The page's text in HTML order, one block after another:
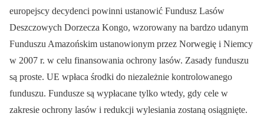
europejscy decydenci powinni ustanowić Fundusz Lasów
Deszczowych Dorzecza Kongo, wzorowany na bardzo udanym
Funduszu Amazońskim ustanowionym przez Norwegię i Niemcy
w 2007 r. w celu finansowania ochrony lasów. Zasady funduszu
są proste. UE wpłaca środki do niezależnie kontrolowanego
funduszu. Fundusze są wypłacane tylko wtedy, gdy cele w
zakresie ochrony lasów i redukcji wylesiania zostaną osiągnięte.